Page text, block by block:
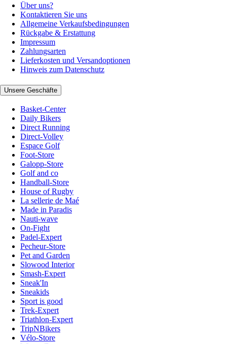
Über uns?
Kontaktieren Sie uns
Allgemeine Verkaufsbedingungen
Rückgabe & Erstattung
Impressum
Zahlungsarten
Lieferkosten und Versandoptionen
Hinweis zum Datenschutz
Unsere Geschäfte
Basket-Center
Daily Bikers
Direct Running
Direct-Volley
Espace Golf
Foot-Store
Galopp-Store
Golf and co
Handball-Store
House of Rugby
La sellerie de Maé
Made in Paradis
Nauti-wave
On-Fight
Padel-Expert
Pecheur-Store
Pet and Garden
Slowood Interior
Smash-Expert
Sneak'In
Sneakids
Sport is good
Trek-Expert
Triathlon-Expert
TripNBikers
Vélo-Store